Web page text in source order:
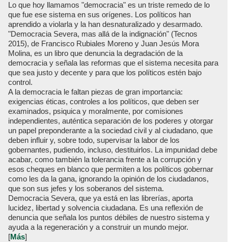
Lo que hoy llamamos "democracia" es un triste remedo de lo
que fue ese sistema en sus orígenes. Los políticos han
aprendido a violarla y la han desnaturalizado y desarmado.
"Democracia Severa, mas allá de la indignación" (Tecnos
2015), de Francisco Rubiales Moreno y Juan Jesús Mora
Molina, es un libro que denuncia la degradación de la
democracia y señala las reformas que el sistema necesita para
que sea justo y decente y para que los políticos estén bajo
control.
A la democracia le faltan piezas de gran importancia:
exigencias éticas, controles a los políticos, que deben ser
examinados, psiquica y moralmente, por comisiones
independientes, auténtica separación de los poderes y otorgar
un papel preponderante a la sociedad civil y al ciudadano, que
deben influir y, sobre todo, supervisar la labor de los
gobernantes, pudiendo, incluso, destituirlos. La impunidad debe
acabar, como también la tolerancia frente a la corrupción y
esos cheques en blanco que permiten a los políticos gobernar
como les da la gana, ignorando la opinión de los ciudadanos,
que son sus jefes y los soberanos del sistema.
Democracia Severa, que ya está en las librerías, aporta
lucidez, libertad y solvencia ciudadana. Es una reflexión de
denuncia que señala los puntos débiles de nuestro sistema y
ayuda a la regeneración y a construir un mundo mejor.
[Más]